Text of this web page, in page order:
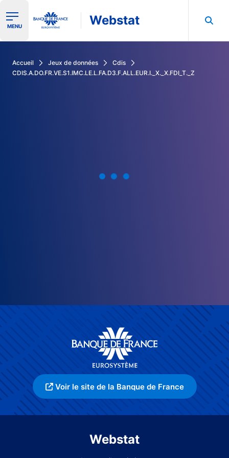
Ouvrir le menu de navigation
MENU Webstat
Accueil Jeux de données
Cdis
CDIS.A.DO.FR.VE.S1.IMC.LE.L.FA.D3.F.ALL.EUR.I._X._X.FDI_T._Z
Voir le site de la Banque de France
Webstat